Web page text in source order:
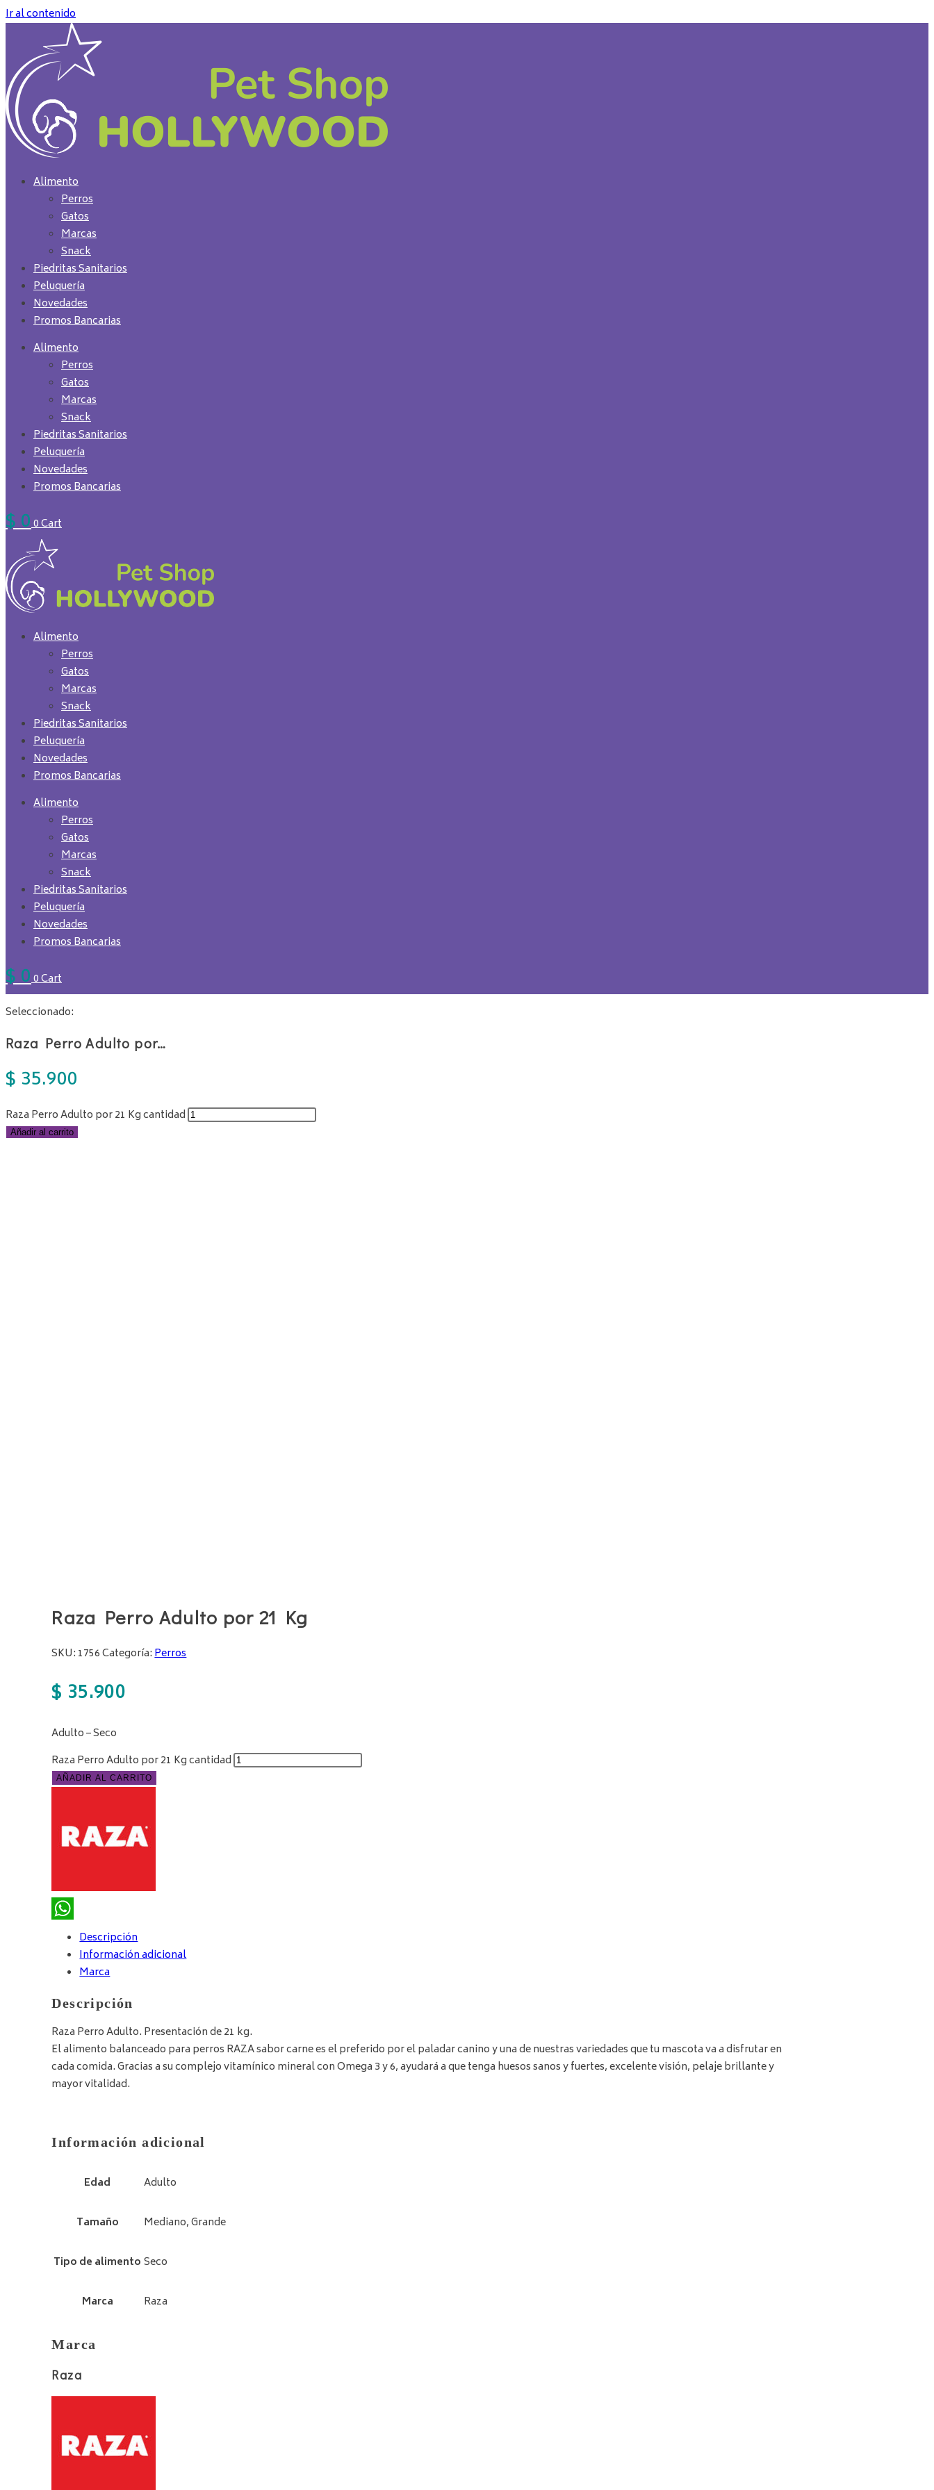
Ir al contenido
Alimento
Perros
Gatos
Marcas
Snack
Piedritas Sanitarios
Peluquería
Novedades
Promos Bancarias
Alimento
Perros
Gatos
Marcas
Snack
Piedritas Sanitarios
Peluquería
Novedades
Promos Bancarias
$00Cart
Alimento
Perros
Gatos
Marcas
Snack
Piedritas Sanitarios
Peluquería
Novedades
Promos Bancarias
Alimento
Perros
Gatos
Marcas
Snack
Piedritas Sanitarios
Peluquería
Novedades
Promos Bancarias
$00Cart
Seleccionado:
Raza Perro Adulto por…
$ 35.900
Raza Perro Adulto por 21 Kg cantidad
Añadir al carrito
Raza Perro Adulto por 21 Kg
SKU: 1756Categoría:Perros
$ 35.900
Adulto – Seco
Raza Perro Adulto por 21 Kg cantidad
AÑADIR AL CARRITO
WhatsApp
Descripción
Información adicional
Marca
Descripción
Raza Perro Adulto. Presentación de 21 kg.
El alimento balanceado para perros RAZA sabor carne es el preferido por el paladar canino y una de nuestras variedades que tu mascota va a disfrutar en
cada comida. Gracias a su complejo vitamínico mineral con Omega 3 y 6, ayudará a que tenga huesos sanos y fuertes, excelente visión, pelaje brillante y
mayor vitalidad.
Información adicional
Edad Adulto
Tamaño Mediano, Grande
Tipo de alimento Seco
Marca Raza
Marca
Raza